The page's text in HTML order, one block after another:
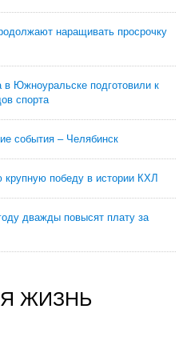
наращивать просрочку
в Южноуральске подготовили к
спорта
события – Челябинск
победу в истории КХЛ
дважды повысят плату за
ЖИЗНЬ